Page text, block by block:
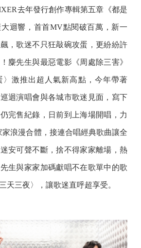
去年發行創作專輯第五章《都是
迴響，首首MV點閱破百萬，新一
，歌迷不只狂敲碗攻蛋，更紛紛許
麋先生與最惡電影《周處除三害》
〉激推出超人氣新高點，今年帶著
巡迴演唱會與各城市歌迷見面，寫下
完售紀錄，日前到上海場開唱，力
浪漫合體，接連合唱經典歌曲讓全
安可聲不斷，捨不得家家離場，熱
生與家家加碼獻唱不在歌單中的歌
天三夜〉，讓歌迷直呼超享受。